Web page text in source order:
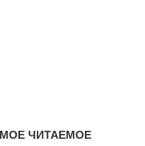
ЧИТАЕМОЕ